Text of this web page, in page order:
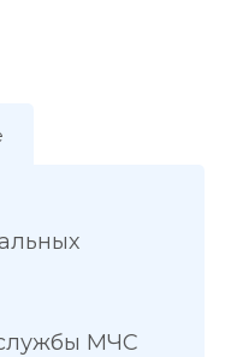
МЧС